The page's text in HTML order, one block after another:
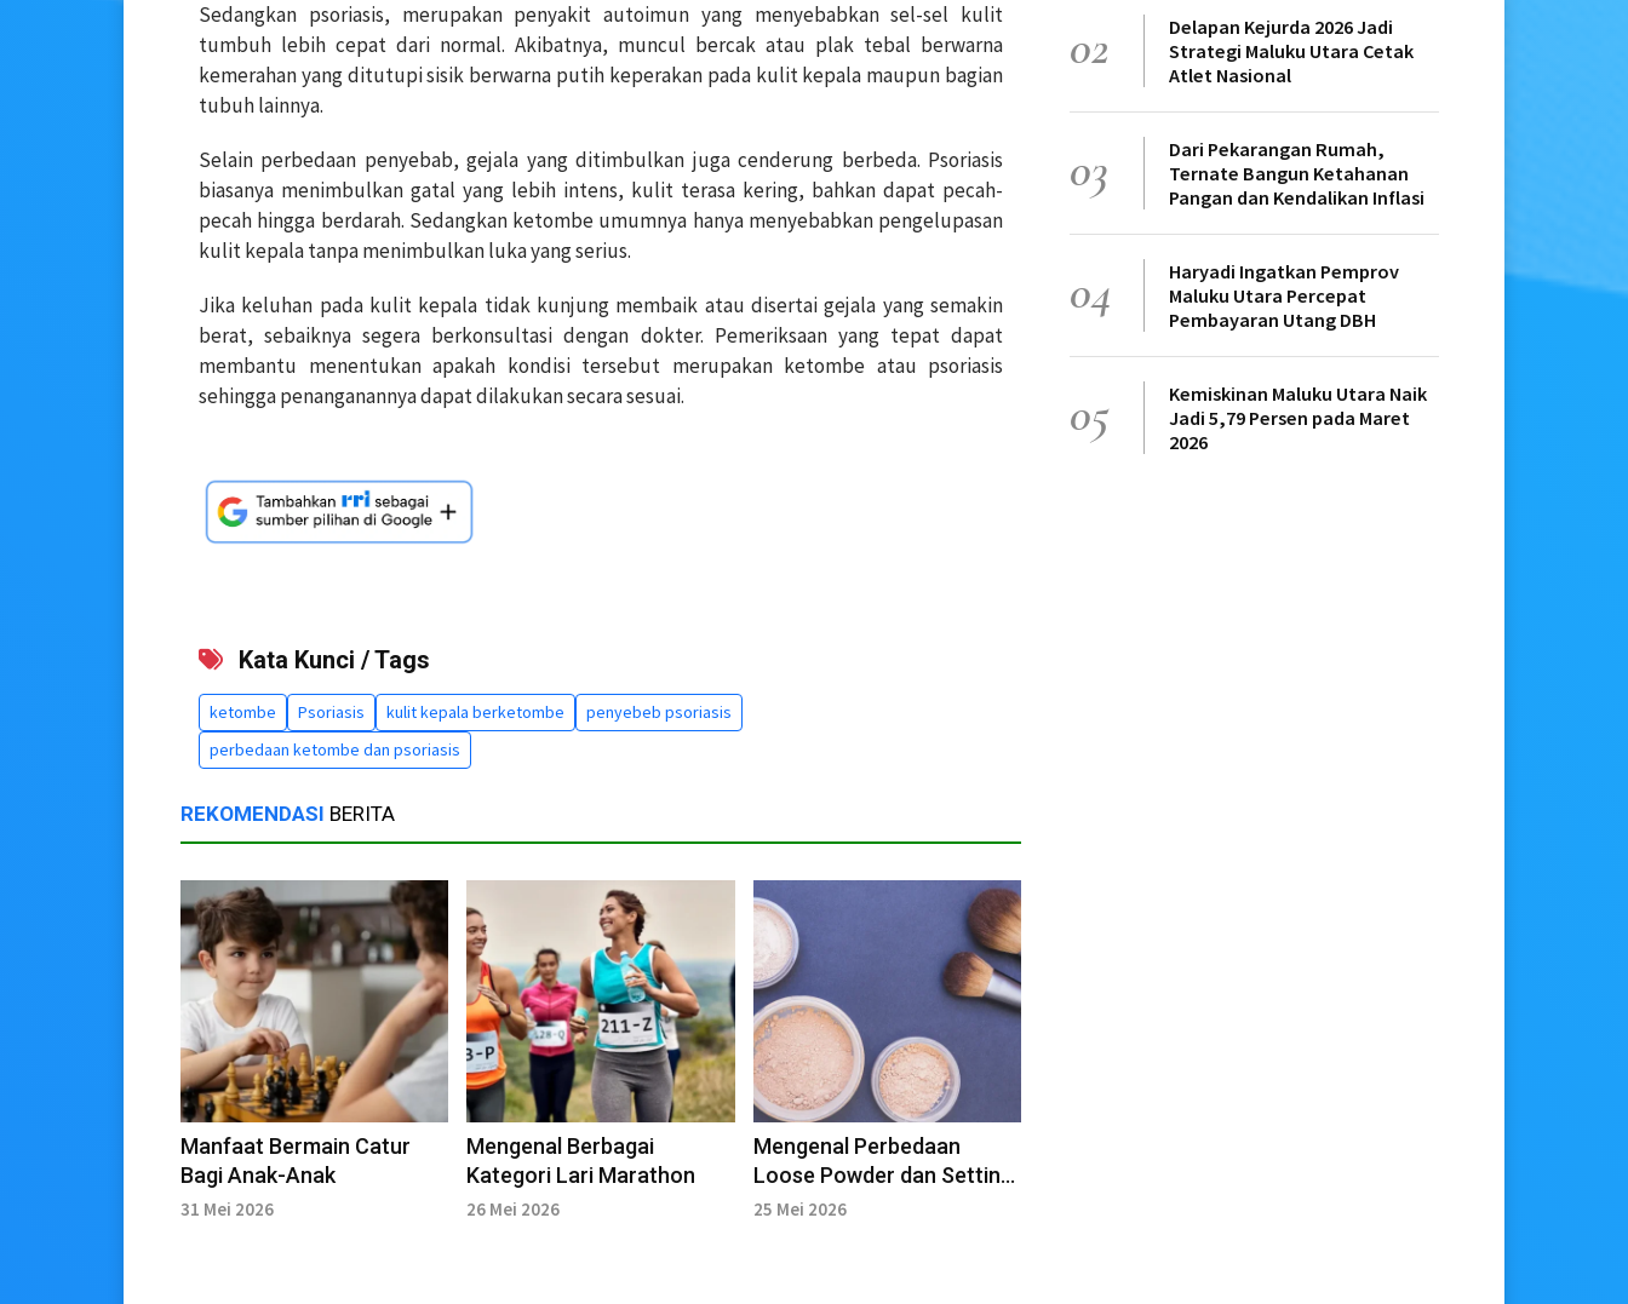
Sedangkan psoriasis, merupakan penyakit autoimun yang menyebabkan sel-sel kulit
tumbuh lebih cepat dari normal. Akibatnya, muncul bercak atau plak tebal berwarna
kemerahan yang ditutupi sisik berwarna putih keperakan pada kulit kepala maupun bagian
tubuh lainnya.
Selain perbedaan penyebab, gejala yang ditimbulkan juga cenderung berbeda. Psoriasis
biasanya menimbulkan gatal yang lebih intens, kulit terasa kering, bahkan dapat pecah-
pecah hingga berdarah. Sedangkan ketombe umumnya hanya menyebabkan pengelupasan
kulit kepala tanpa menimbulkan luka yang serius.
Jika keluhan pada kulit kepala tidak kunjung membaik atau disertai gejala yang semakin
berat, sebaiknya segera berkonsultasi dengan dokter. Pemeriksaan yang tepat dapat
membantu menentukan apakah kondisi tersebut merupakan ketombe atau psoriasis
sehingga penanganannya dapat dilakukan secara sesuai.
Kata Kunci / Tags
ketombe Psoriasis kulit kepala berketombe
penyebeb psoriasis
perbedaan ketombe dan psoriasis
REKOMENDASI BERITA
Manfaat Bermain Catur
Bagi Anak-Anak
31 Mei 2026
Mengenal Berbagai
Kategori Lari Marathon
26 Mei 2026
Mengenal Perbedaan
Loose Powder dan Setting
Powder
25 Mei 2026
02
Delapan Kejurda 2026 Jadi
Strategi Maluku Utara Cetak
Atlet Nasional
03
Dari Pekarangan Rumah,
Ternate Bangun Ketahanan
Pangan dan Kendalikan Inflasi
04
Haryadi Ingatkan Pemprov
Maluku Utara Percepat
Pembayaran Utang DBH
05
Kemiskinan Maluku Utara Naik
Jadi 5,79 Persen pada Maret
2026